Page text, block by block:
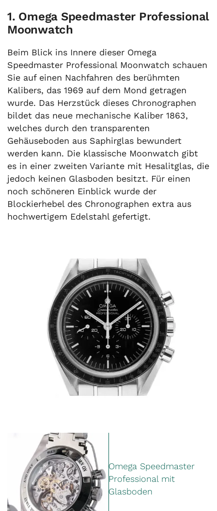
1. Omega Speedmaster Professional
Moonwatch
Beim Blick ins Innere dieser Omega
Speedmaster Professional Moonwatch schauen
Sie auf einen Nachfahren des berühmten
Kalibers, das 1969 auf dem Mond getragen
wurde. Das Herzstück dieses Chronographen
bildet das neue mechanische Kaliber 1863,
welches durch den transparenten
Gehäuseboden aus Saphirglas bewundert
werden kann. Die klassische Moonwatch gibt
es in einer zweiten Variante mit Hesalitglas, die
jedoch keinen Glasboden besitzt. Für einen
noch schöneren Einblick wurde der
Blockierhebel des Chronographen extra aus
hochwertigem Edelstahl gefertigt.
Omega Speedmaster
Professional mit
Glasboden